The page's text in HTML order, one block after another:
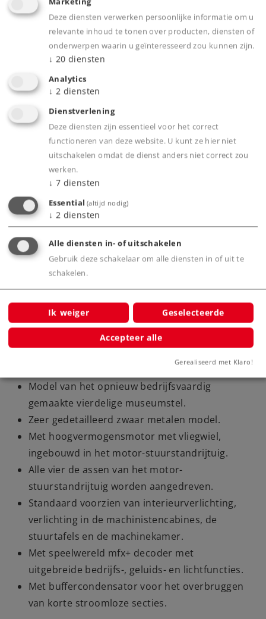
Spoor / Schaalgrootte H0 /1:87
Tijdperk VI
Type Treinstellen
1.099,00 €
voorlopige levertijd: 4e kwartaal 2026
Dealer zoeken
Onderdelen bestellen
Highlights
Volledig nieuw ontwerp.
Model van het opnieuw bedrijfsvaardig
gemaakte vierdelige museumstel.
Zeer gedetailleerd zwaar metalen model.
Met hoogvermogensmotor met vliegwiel,
ingebouwd in het motor-stuurstandrijtuig.
Alle vier de assen van het motor-
stuurstandrijtuig worden aangedreven.
Standaard voorzien van interieurverlichting,
verlichting in de machinistencabines, de
stuurtafels en de machinekamer.
Met speelwereld mfx+ decoder met
uitgebreide bedrijfs-, geluids- en lichtfuncties.
Met buffercondensator voor het overbruggen
van korte stroomloze secties.
Deze diensten verwerken persoonlijke informatie om u
relevante inhoud te tonen over producten, diensten of
onderwerpen waarin u geïnteresseerd zou kunnen zijn.
↓ 20 diensten
Analytics
↓ 2 diensten
Dienstverlening
Deze diensten zijn essentieel voor het correct
functioneren van deze website. U kunt ze hier niet
uitschakelen omdat de dienst anders niet correct zou
werken.
↓ 7 diensten
Essential (altijd nodig)
↓ 2 diensten
Alle diensten in- of uitschakelen
Gebruik deze schakelaar om alle diensten in of uit te
schakelen.
Ik weiger Geselecteerde
Accepteer alle
Gerealiseerd met Klaro!